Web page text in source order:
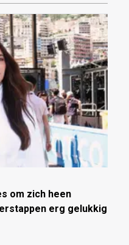
om zich heen
erg gelukkig